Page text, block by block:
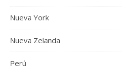
Nueva York
Nueva Zelanda
Perú